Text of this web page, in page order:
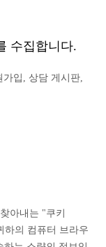
수집합니다.
가입, 상담 게시판,
아내는 "쿠키
하의 컴퓨터 브라우